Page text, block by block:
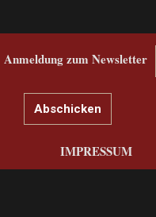
Anmeldung zum Newsletter
IMPRESSUM